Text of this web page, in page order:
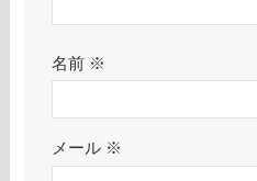
名前 ※
メール ※